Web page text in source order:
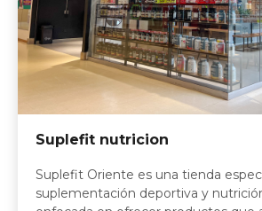
Suplefit nutricion
Suplefit Oriente es una tienda
suplementación deportiva y